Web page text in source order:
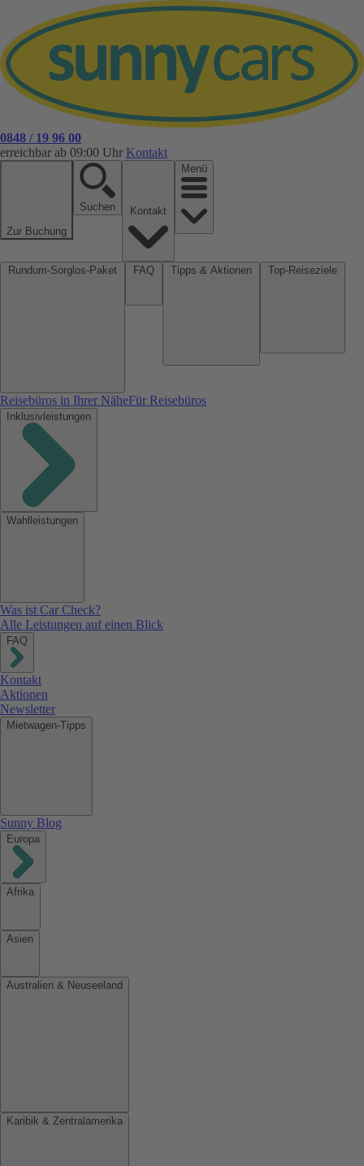
0848 / 19 96 00
erreichbar ab 09:00 Uhr Kontakt
Zur Buchung
Suchen
Menü
Reisebüros in Ihrer NäheFür Reisebüros
Inklusivleistungen
Wahlleistungen
Was ist Car Check?
Alle Leistungen auf einen Blick
FAQ
Kontakt
Aktionen
Newsletter
Mietwagen-Tipps
Sunny Blog
Europa
Afrika
Asien
Australien & Neuseeland
Karibik & Zentralamerika